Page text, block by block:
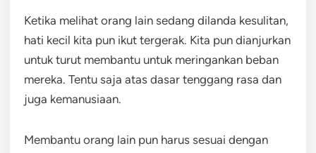
Ketika melihat orang lain sedang dilanda kesulitan,
hati kecil kita pun ikut tergerak. Kita pun dianjurkan
untuk turut membantu untuk meringankan beban
mereka. Tentu saja atas dasar tenggang rasa dan
juga kemanusiaan.
Membantu orang lain pun harus sesuai dengan